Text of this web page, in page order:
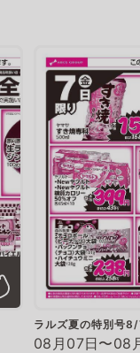
ラルズ夏の特別号
08月07日〜08